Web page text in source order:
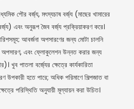
পৌর বর্জ্য, মৎস্যচাষ বর্জ্য (মাছের খামারের
এবং অনুরূপ জৈব বর্জ্য প্রক্রিয়াকরণ করে।
আবর্জনা অপসারণের জন্য মোটা চালনি
অপসারণ, এবং ফ্লোকুলেশন উন্নত করার জন্য
খুব পাতলা বর্জ্যের ক্ষেত্রে কার্যকারিতা
হতে পারে; অধিক পরিমাণে শিল্পজাত বা
পরিস্থিতি অনুযায়ী মূল্যায়ন করা উচিত।